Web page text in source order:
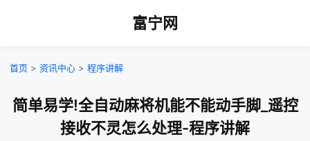
富宁网
首页 > 资讯中心 > 程序讲解
简单易学!全自动麻将机能不能动手脚_遥控
接收不灵怎么处理-程序讲解